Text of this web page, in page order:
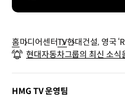
홈미디어센터TV현대건설, 영국
현대자동차그룹의 최신 소식
HMG TV 운영팀